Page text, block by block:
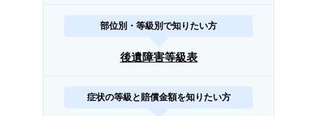
部位別・等級別で知りたい方
後遺障害等級表
症状の等級と賠償金額を知りたい方